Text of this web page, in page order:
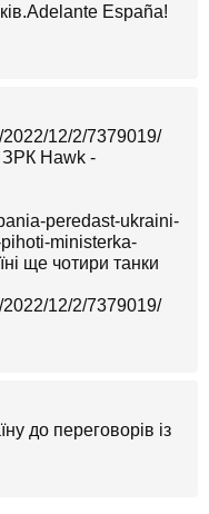
España!
12/2/7379019/
ЗРК Hawk -
peredast-ukraini-
ministerka-
ще чотири танки
12/2/7379019/
до переговорів із